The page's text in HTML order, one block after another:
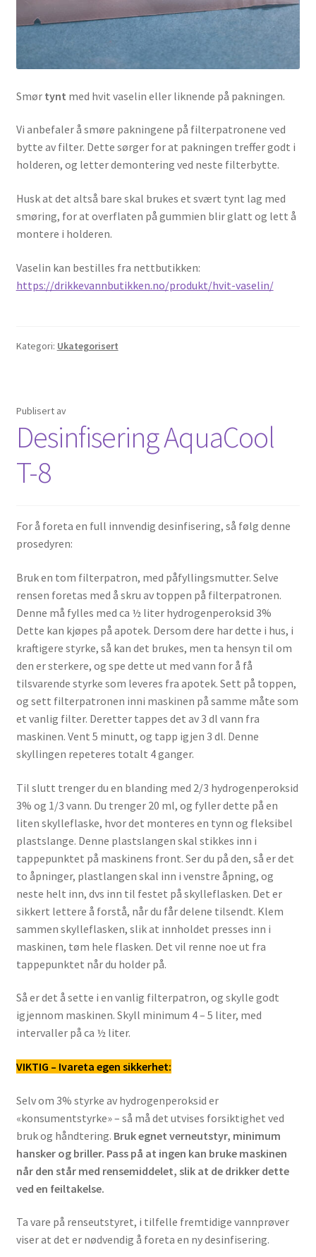
Smør tynt med hvit vaselin eller liknende på pakningen.
Vi anbefaler å smøre pakningene på filterpatronene ved
bytte av filter. Dette sørger for at pakningen treffer godt i
holderen, og letter demontering ved neste filterbytte.
Husk at det altså bare skal brukes et svært tynt lag med
smøring, for at overflaten på gummien blir glatt og lett å
montere i holderen.
Vaselin kan bestilles fra nettbutikken:
https://drikkevannbutikken.no/produkt/hvit-vaselin/
Kategori: Ukategorisert
Publisert av
Desinfisering AquaCool
T-8
For å foreta en full innvendig desinfisering, så følg denne
prosedyren:
Bruk en tom filterpatron, med påfyllingsmutter. Selve
rensen foretas med å skru av toppen på filterpatronen.
Denne må fylles med ca ½ liter hydrogenperoksid 3%
Dette kan kjøpes på apotek. Dersom dere har dette i hus, i
kraftigere styrke, så kan det brukes, men ta hensyn til om
den er sterkere, og spe dette ut med vann for å få
tilsvarende styrke som leveres fra apotek. Sett på toppen,
og sett filterpatronen inni maskinen på samme måte som
et vanlig filter. Deretter tappes det av 3 dl vann fra
maskinen. Vent 5 minutt, og tapp igjen 3 dl. Denne
skyllingen repeteres totalt 4 ganger.
Til slutt trenger du en blanding med 2/3 hydrogenperoksid
3% og 1/3 vann. Du trenger 20 ml, og fyller dette på en
liten skylleflaske, hvor det monteres en tynn og fleksibel
plastslange. Denne plastslangen skal stikkes inn i
tappepunktet på maskinens front. Ser du på den, så er det
to åpninger, plastlangen skal inn i venstre åpning, og
neste helt inn, dvs inn til festet på skylleflasken. Det er
sikkert lettere å forstå, når du får delene tilsendt. Klem
sammen skylleflasken, slik at innholdet presses inn i
maskinen, tøm hele flasken. Det vil renne noe ut fra
tappepunktet når du holder på.
Så er det å sette i en vanlig filterpatron, og skylle godt
igjennom maskinen. Skyll minimum 4 – 5 liter, med
intervaller på ca ½ liter.
VIKTIG – Ivareta egen sikkerhet:
Selv om 3% styrke av hydrogenperoksid er
«konsumentstyrke» – så må det utvises forsiktighet ved
bruk og håndtering. Bruk egnet verneutstyr, minimum
hansker og briller. Pass på at ingen kan bruke maskinen
når den står med rensemiddelet, slik at de drikker dette
ved en feiltakelse.
Ta vare på renseutstyret, i tilfelle fremtidige vannprøver
viser at det er nødvendig å foreta en ny desinfisering.